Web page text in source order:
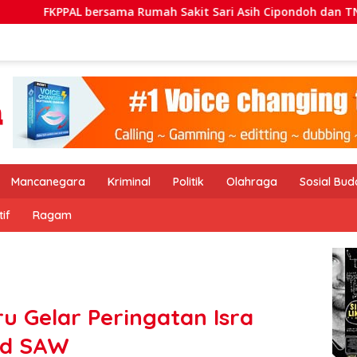
Rumah Sakit Sari Asih Cipondoh dan TNI AL Bersih-bersih
Mancanegara Kriminal Politik Olahraga Sosial
Ragam
Gelar Peringatan Isra
SAW